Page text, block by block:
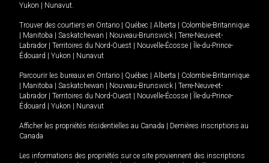
Yukon
Nunavut.
Trouver des courtiers en Ontario Québec Alberta
Colombie-Britannique
Manitoba Saskatchewan Nouveau-Brunswick
Terre-Neuve-et-
Labrador
Territoires du Nord-Ouest Nouvelle-Écosse
Île-du-Prince-
Édouard
Yukon Nunavut
Parcourir les bureaux en Ontario Québec Alberta
Colombie-Britannique
Manitoba Saskatchewan Nouveau-Brunswick
Terre-Neuve-et-
Labrador
Territoires du Nord-Ouest Nouvelle-Écosse
Île-du-Prince-
Édouard
Yukon Nunavut
Afficher les propriétés résidentielles au Canada
Dernières inscriptions au
Canada
Les informations des propriétés sur ce site proviennent des inscriptions